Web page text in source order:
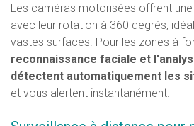
Les caméras motorisées offrent
avec leur rotation à 360 degrés,
vastes surfaces. Pour les zones à
reconnaissance faciale et
détectent automatiquement les
et vous alertent instantanément.